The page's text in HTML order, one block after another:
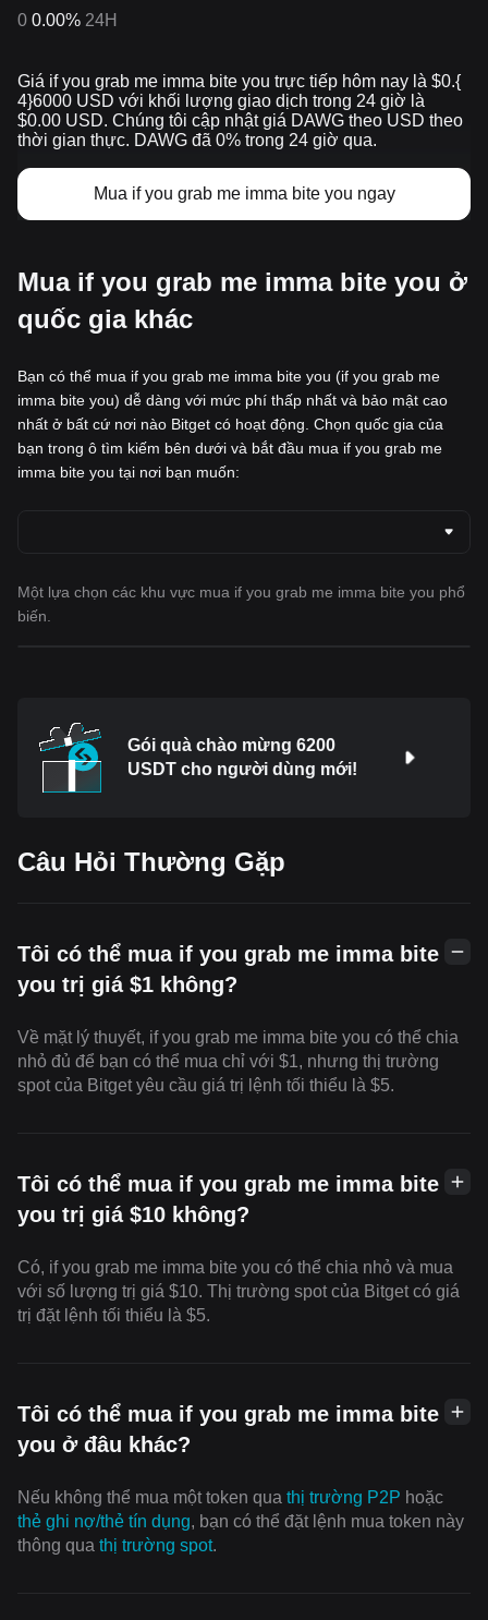
0 0.00% 24H
Giá if you grab me imma bite you trực tiếp hôm nay là $0.{​
4}6000 USD với khối lượng giao dịch trong 24 giờ là
$0.00 USD. Chúng tôi cập nhật giá DAWG theo USD theo
thời gian thực. DAWG đã 0% trong 24 giờ qua.
Mua if you grab me imma bite you ngay
Mua if you grab me imma bite you ở
quốc gia khác
Bạn có thể mua if you grab me imma bite you (if you grab me
imma bite you) dễ dàng với mức phí thấp nhất và bảo mật cao
nhất ở bất cứ nơi nào Bitget có hoạt động. Chọn quốc gia của
bạn trong ô tìm kiếm bên dưới và bắt đầu mua if you grab me
imma bite you tại nơi bạn muốn:
Một lựa chọn các khu vực mua if you grab me imma bite you phổ
biến.
Gói quà chào mừng 6200
USDT cho người dùng mới!
Câu Hỏi Thường Gặp
Tôi có thể mua if you grab me imma bite
you trị giá $1 không?
Về mặt lý thuyết, if you grab me imma bite you có thể chia
nhỏ đủ để bạn có thể mua chỉ với $1, nhưng thị trường
spot của Bitget yêu cầu giá trị lệnh tối thiểu là $5.
Tôi có thể mua if you grab me imma bite
you trị giá $10 không?
Có, if you grab me imma bite you có thể chia nhỏ và mua
với số lượng trị giá $10. Thị trường spot của Bitget có giá
trị đặt lệnh tối thiểu là $5.
Tôi có thể mua if you grab me imma bite
you ở đâu khác?
Nếu không thể mua một token qua thị trường P2P hoặc
thẻ ghi nợ/thẻ tín dụng, bạn có thể đặt lệnh mua token này
thông qua thị trường spot.